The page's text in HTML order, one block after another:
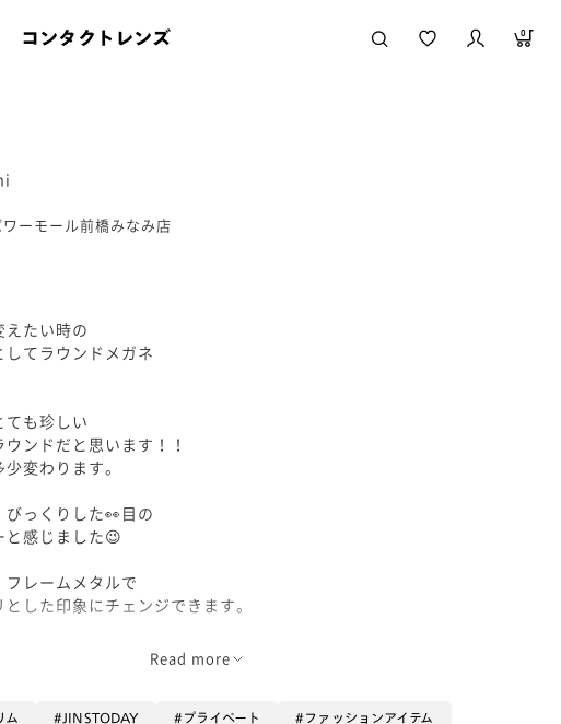
コンタクトレンズ 0
ーモール前橋みなみ店
えたい時の
てラウンドメガネ
ても珍しい
ンドだと思います！！
変わります。
っくりした👀目の
感じました😉
レームメタルで
した印象にチェンジできます。
ジになるメガネです♪
の
Read more
ム JINSTODAY プライベート ファッションアイテム